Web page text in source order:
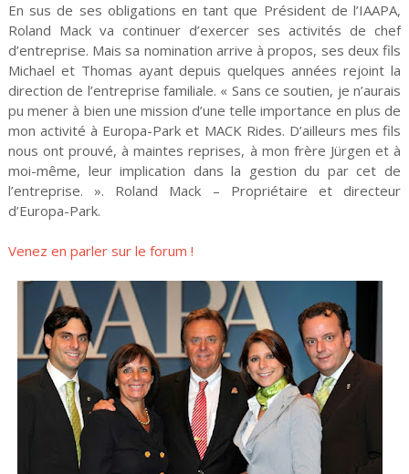
En sus de ses obligations en tant que Président de l’IAAPA,
Roland Mack va continuer d’exercer ses activités de chef
d’entreprise. Mais sa nomination arrive à propos, ses deux fils
Michael et Thomas ayant depuis quelques années rejoint la
direction de l’entreprise familiale. « Sans ce soutien, je n’aurais
pu mener à bien une mission d’une telle importance en plus de
mon activité à Europa-Park et MACK Rides. D’ailleurs mes fils
nous ont prouvé, à maintes reprises, à mon frère Jürgen et à
moi-même, leur implication dans la gestion du par cet de
l’entreprise. ». Roland Mack – Propriétaire et directeur
d’Europa-Park.
Venez en parler sur le forum !